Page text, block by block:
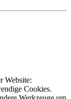
Website:
Cookies.